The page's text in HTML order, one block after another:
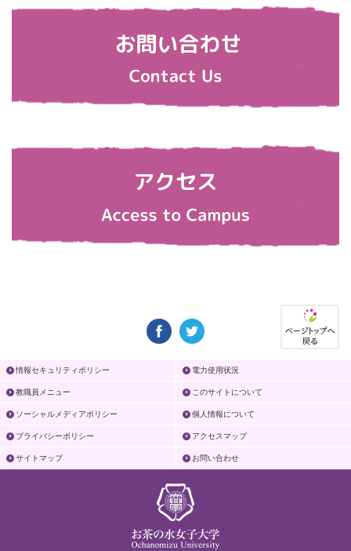
情報セキュリティポリシー 電力使用状況
教職員メニュー このサイトについて
ソーシャルメディアポリシー 個人情報について
プライバシーポリシー アクセスマップ
サイトマップ お問い合わせ